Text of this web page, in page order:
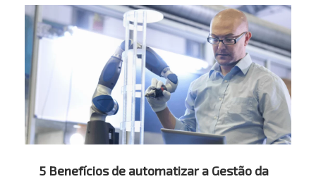
5 Benefícios de automatizar a Gestão da